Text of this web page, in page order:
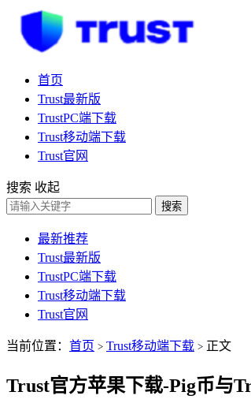
首页
Trust最新版
TrustPC端下载
Trust移动端下载
Trust官网
搜索 收起
搜索
最新推荐
Trust最新版
TrustPC端下载
Trust移动端下载
Trust官网
当前位置： 首页 > Trust移动端下载 > 正文
Trust官方苹果下载-Pig币与